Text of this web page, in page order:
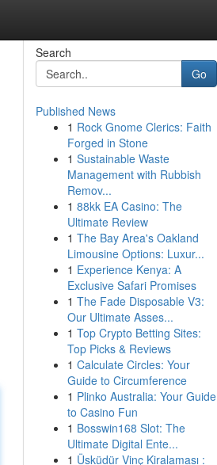
Search
Go
Published News
1 Rock Gnome Clerics: Faith
Forged in Stone
1 Sustainable Waste
Management with Rubbish
Remov...
1 88kk EA Casino: The
Ultimate Review
1 The Bay Area's Oakland
Limousine Options: Luxur...
1 Experience Kenya: A
Exclusive Safari Promises
1 The Fade Disposable V3:
Our Ultimate Asses...
1 Top Crypto Betting Sites:
Top Picks & Reviews
1 Calculate Circles: Your
Guide to Circumference
1 Plinko Australia: Your Guide
to Casino Fun
1 Bosswin168 Slot: The
Ultimate Digital Ente...
1 Üsküdür Vinç Kiralaması :